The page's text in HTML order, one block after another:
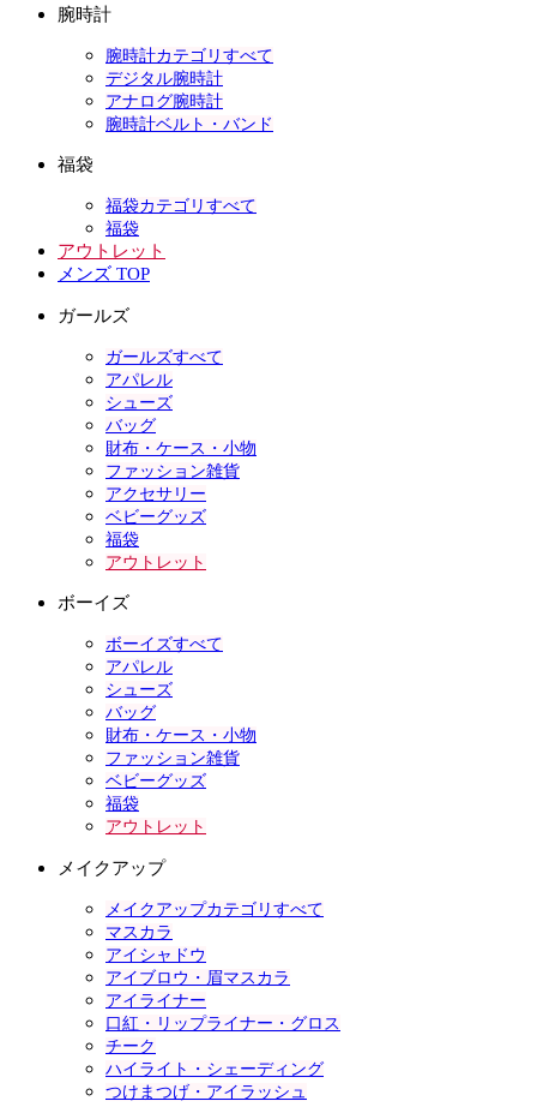
腕時計
腕時計カテゴリすべて
デジタル腕時計
アナログ腕時計
腕時計ベルト・バンド
福袋
福袋カテゴリすべて
福袋
アウトレット
メンズ TOP
ガールズ
ガールズすべて
アパレル
シューズ
バッグ
財布・ケース・小物
ファッション雑貨
アクセサリー
ベビーグッズ
福袋
アウトレット
ボーイズ
ボーイズすべて
アパレル
シューズ
バッグ
財布・ケース・小物
ファッション雑貨
ベビーグッズ
福袋
アウトレット
メイクアップ
メイクアップカテゴリすべて
マスカラ
アイシャドウ
アイブロウ・眉マスカラ
アイライナー
口紅・リップライナー・グロス
チーク
ハイライト・シェーディング
つけまつげ・アイラッシュ